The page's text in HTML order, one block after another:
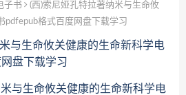
子书
(西)索尼娅孔特拉著纳米与生命攸
pdfepub格式百度网盘下载学习
与生命攸关健康的生命新科学电
盘下载学习
与生命攸关健康的生命新科学电